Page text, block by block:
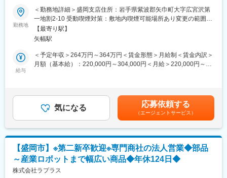
変更の範囲：会社の定める業務
建物が完成してしまえば必要なくなるものですが、仮設材なくし
て建物が建つことはありません。
新国立競技場やリニア新幹線、高速道路・鉄道網・港湾などのイ
ンフラや
スポーツの祭典に関わっています。
商談や現場への同行を通じて少しずつ必要な知識・スキルを習得
していきます。
■組織・風土
・未経験者の受け入れ実績が多数あり、ノウハウを惜しみなく共
有してくれる優しい先輩ばかりです。
不明点があっても気軽に相談できる環境ですのでご安心くださ
い。
・会社全体の約6割が中途入社の社員です！
も使用される「ユニットハウス」のメンテナンス担当＞
◇この求人のおすすめポイント◇
◆未経験でも安心！ガソリンスタンドで働いていた方など、異業
界から活躍している社員多数
◆まずは簡単な作業からお任せします
◆東証上場グループの安心感・福利厚生・休暇などが充実してい
るため、プライベートも充実
自社でつくっている「ユニットハウス」の整備・メンテナンス担
当です。
建設現場などで使用され、自社に返却されたユニットハウスを扱
スペースで行います。
汚れを洗浄したり、サビを落としたり、筆やローラーを使った塗
りなおし、穴が開いていたらパネルを交換するなどの業務をお任
せします。
勤務地
＜勤務地詳細＞盛岡支店住所：岩手県紫波郡矢巾町大字広宮沢第
一地割2-10 受動喫煙対策：敷地内喫煙可能場所あり変更の範囲：
会社の定める事業所（リモートワーク含む）
【最寄り駅】
矢幅駅
給与
＜予定年収＞264万円～364万円＜賃金形態＞月給制＜賃金内訳＞
月額（基本給）：220,000円～304,000円＜月給＞220,000円～
なし（業績により支給する場合あり）賃金はあくまでも目安の金
額であり、選考を通じて上下する可能性があります。月給(月額)は
固定手当を含めた表記です。
気になる 応募依頼する
（エージェントサービス）
【盛岡市】※第二新卒歓迎※専門商社の法人営業◆部品
～産業ロボットまで幅広い商品◆年休124日◆
株式会社ラプラス